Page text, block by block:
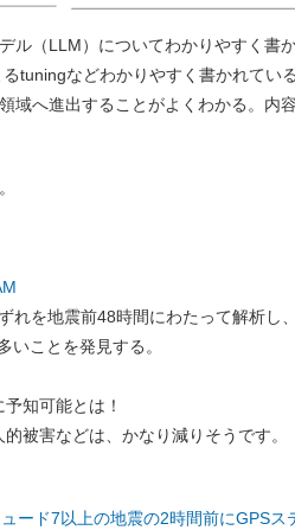
ル（LLM）についてわかりやすく書
tuningなどわかりやすく書かれてい
域へ進出することがよくわかる。内
れを地震前48時間にわたって解析し
いことを発見する。
知可能とは！
被害などは、かなり減りそうです。
ード7以上の地震の2時間前にGPS